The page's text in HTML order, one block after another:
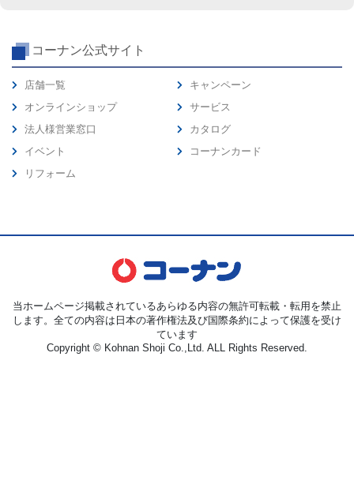
コーナン公式サイト
店舗一覧
オンラインショップ
法人様営業窓口
イベント
リフォーム
キャンペーン
サービス
カタログ
コーナンカード
当ホームページ掲載されているあらゆる内容の無許可転載・転用を禁止
します。全ての内容は日本の著作権法及び国際条約によって保護を受け
ています
Copyright © Kohnan Shoji Co.,Ltd. ALL Rights Reserved.